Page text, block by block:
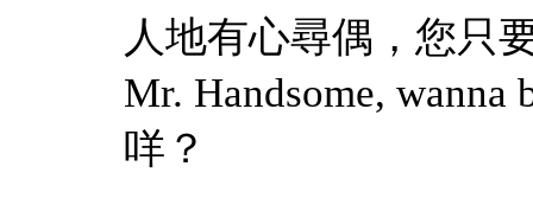
人地有心尋偶，您只
Mr. Handsome,
咩？